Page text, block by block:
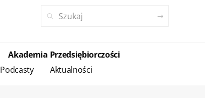
Akademia Przedsiębiorczości
Podcasty Aktualności